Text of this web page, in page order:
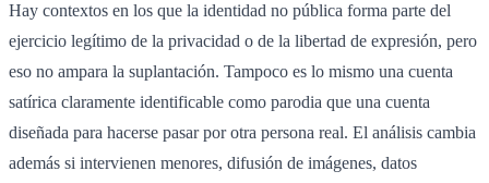
Hay contextos en los que la identidad no pública forma parte del
ejercicio legítimo de la privacidad o de la libertad de expresión, pero
eso no ampara la suplantación. Tampoco es lo mismo una cuenta
satírica claramente identificable como parodia que una cuenta
diseñada para hacerse pasar por otra persona real. El análisis cambia
además si intervienen menores, difusión de imágenes, datos